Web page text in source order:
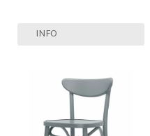
INFO